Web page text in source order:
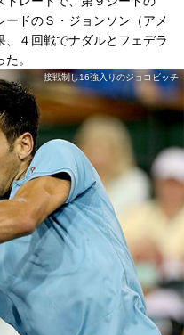
ードのＳ・ジョンソン（アメ
、４回戦でナダルとフェデラ
。
接戦制し16強入りのジョコビッチ